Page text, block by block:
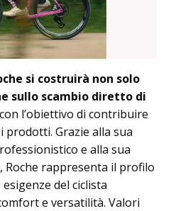
si costruirà non solo
sullo scambio diretto di
l’obiettivo di contribuire
Grazie alla sua
e alla sua
rappresenta il profilo
del ciclista
e versatilità. Valori